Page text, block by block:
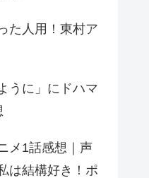
た人用！東村ア
うに」にドハマ
メ1話感想｜声
は結構好き！ポ